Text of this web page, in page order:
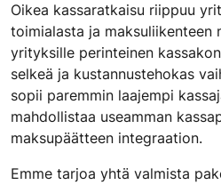
Oikea kassaratkaisu riippuu
toimialasta ja maksuliikenteen
yrityksille perinteinen
selkeä ja kustannustehokas
sopii paremmin laajempi
mahdollistaa useamman
maksupäätteen integraation.
Emme tarjoa yhtä valmista